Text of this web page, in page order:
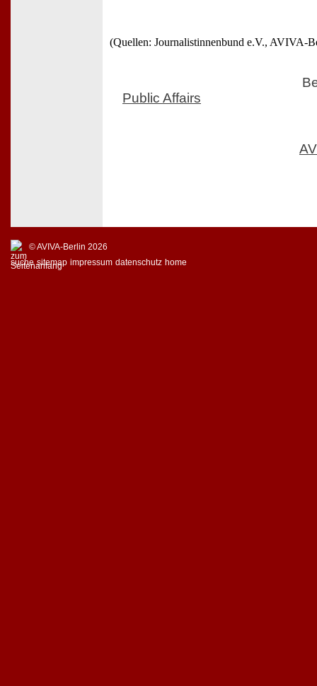
(Quellen: Journalistinnenbund e.V., AVIVA-
Public Affairs
© AVIVA-Berlin 2026
suche sitemap impressum datenschutz home